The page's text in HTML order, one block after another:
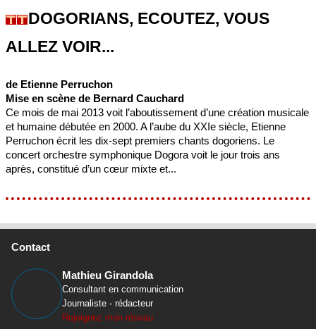
DOGORIANS, ECOUTEZ, VOUS
ALLEZ VOIR...
de Etienne Perruchon
Mise en scène de Bernard Cauchard
Ce mois de mai 2013 voit l’aboutissement d’une création musicale
et humaine débutée en 2000. A l’aube du XXIe siècle, Etienne
Perruchon écrit les dix-sept premiers chants dogoriens. Le
concert orchestre symphonique Dogora voit le jour trois ans
après, constitué d’un cœur mixte et...
Contact
Mathieu Girandola
Consultant en communication
Journaliste - rédacteur
Rejoignez mon réseau